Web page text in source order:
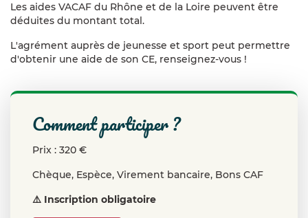
Les aides VACAF du Rhône et de la Loire peuvent être
déduites du montant total.
L'agrément auprès de jeunesse et sport peut permettre
d'obtenir une aide de son CE, renseignez-vous !
comment participer ?
Prix : 320 €
Chèque, Espèce, Virement bancaire, Bons CAF
⚠️ Inscription obligatoire